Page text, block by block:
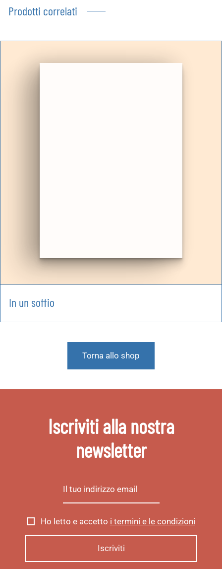
Prodotti correlati
In un soffio
Torna allo shop
Iscriviti alla nostra
newsletter
Ho letto e accetto i termini e le condizioni